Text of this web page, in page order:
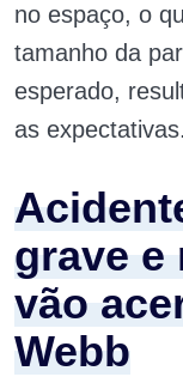
no espaço, o
tamanho da
esperado,
as expectativas.
grave e
vão
Webb